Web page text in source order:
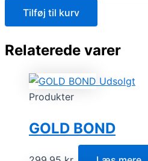
Tilføj til kurv
Relaterede varer
Udsolgt
Produkter
GOLD BOND